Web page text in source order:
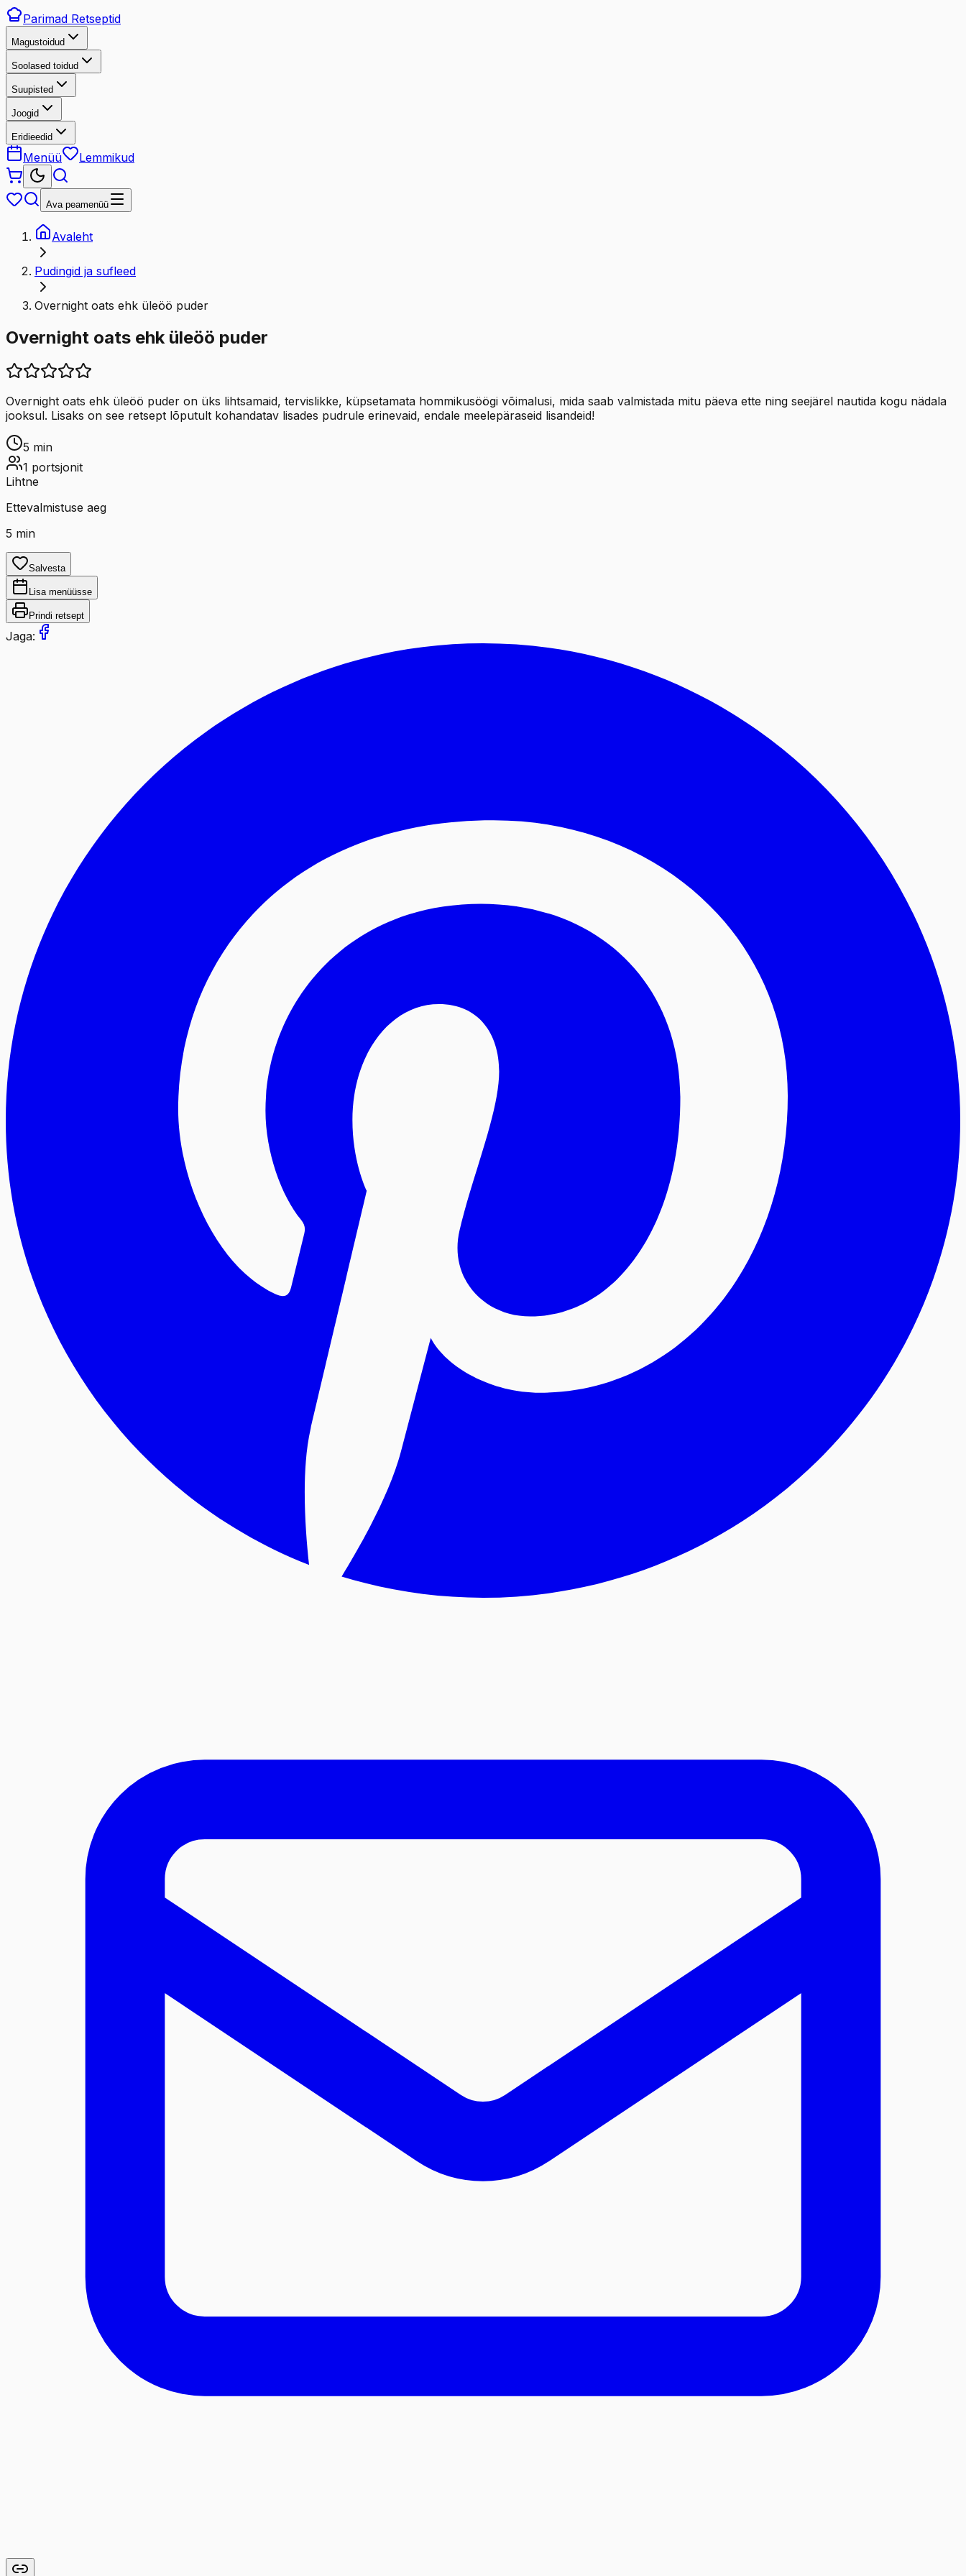
Parimad Retseptid
Magustoidud
Soolased toidud
Suupisted
Joogid
Eridieedid
Menüü Lemmikud
Ava peamenüü
Avaleht
Pudingid ja sufleed
Overnight oats ehk üleöö puder
Overnight oats ehk üleöö puder
Overnight oats ehk üleöö puder on üks lihtsamaid, tervislikke, küpsetamata hommikusöögi võimalusi, mida saab valmistada mitu päeva ette ning seejärel nautida kogu nädala
jooksul. Lisaks on see retsept lõputult kohandatav lisades pudrule erinevaid, endale meelepäraseid lisandeid!
5 min
1 portsjonit
Lihtne
Ettevalmistuse aeg
5 min
Salvesta
Lisa menüüsse
Prindi retsept
Jaga: